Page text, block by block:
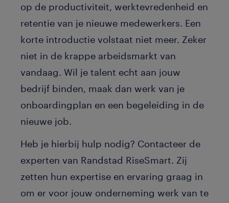
op de productiviteit, werktevredenheid en
retentie van je nieuwe medewerkers. Een
korte introductie volstaat niet meer. Zeker
niet in de krappe arbeidsmarkt van
vandaag. Wil je talent echt aan jouw
bedrijf binden, maak dan werk van je
onboardingplan en een begeleiding in de
nieuwe job.
Heb je hierbij hulp nodig? Contacteer de
experten van Randstad RiseSmart. Zij
zetten hun expertise en ervaring graag in
om er voor jouw onderneming werk van te